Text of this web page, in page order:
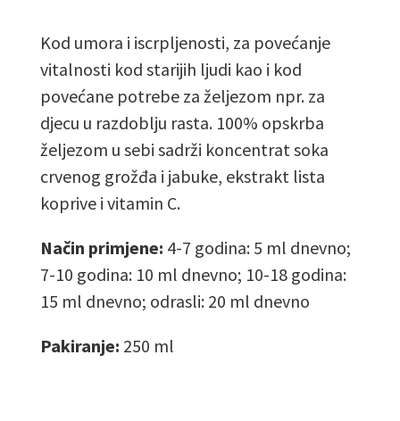
Kod umora i iscrpljenosti, za povećanje
vitalnosti kod starijih ljudi kao i kod
povećane potrebe za željezom npr. za
djecu u razdoblju rasta. 100% opskrba
željezom u sebi sadrži koncentrat soka
crvenog grožđa i jabuke, ekstrakt lista
koprive i vitamin C.
Način primjene: 4-7 godina: 5 ml dnevno;
7-10 godina: 10 ml dnevno; 10-18 godina:
15 ml dnevno; odrasli: 20 ml dnevno
Pakiranje: 250 ml